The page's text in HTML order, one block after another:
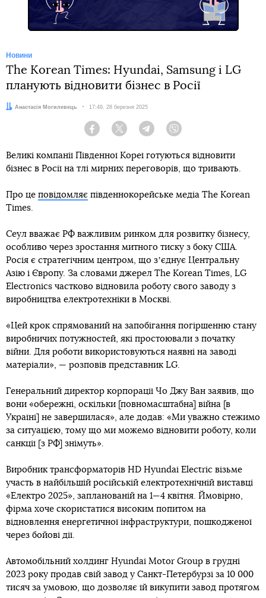
Новини
The Korean Times: Hyundai, Samsung і LG
планують відновити бізнес в Росії
Автор:
Анастасія Могилевець Дата:
17:49, 28 березня 2025
Facebook Twitter Telegram
Великі компанії Південної Кореї готуються відновити
бізнес в Росії на тлі мирних переговорів, що тривають.
Про це повідомляє південнокорейське медіа The Korean
Times.
Сеул вважає РФ важливим ринком для розвитку бізнесу,
особливо через зростання митного тиску з боку США.
Росія є стратегічним центром, що зʼєднує Центральну
Азію і Європу. За словами джерел The Korean Times, LG
Electronics частково відновила роботу свого заводу з
виробництва електротехніки в Москві.
«Цей крок спрямований на запобігання погіршенню стану
виробничих потужностей, які простоювали з початку
війни. Для роботи використовуються наявні на заводі
матеріали», — розповів представник LG.
Генеральний директор корпорації Чо Джу Ван заявив, що
вони «обережні, оскільки [повномасштабна] війна [в
Україні] не завершилася», але додав: «Ми уважно стежимо
за ситуацією, тому що ми можемо відновити роботу, коли
санкції [з РФ] знімуть».
Виробник трансформаторів HD Hyundai Electric візьме
участь в найбільшій російській електротехнічній виставці
«Електро 2025», запланованій на 1—4 квітня. Ймовірно,
фірма хоче скористатися високим попитом на
відновлення енергетичної інфраструктури, пошкодженої
через бойові дії.
Автомобільний холдинг Hyundai Motor Group в грудні
2023 року продав свій завод у Санкт-Петербурзі за 10 000
тисяч за умовою, що дозволяє їй викупити завод протягом